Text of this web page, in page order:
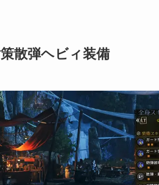
散弾ヘビィ装備